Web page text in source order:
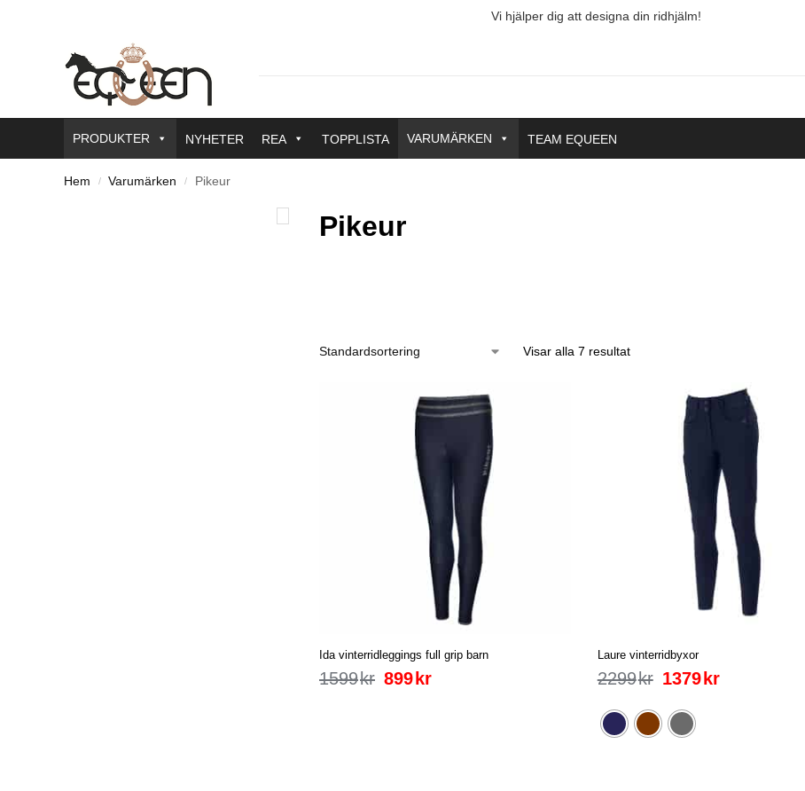
Vi hjälper dig att designa din ridhjälm!
PRODUKTER NYHETER REA TOPPLISTA VARUMÄRKEN TEAM EQUEEN
Hem / Varumärken / Pikeur
Pikeur
Visar alla 7 resultat
Ida vinterridleggings full grip barn
1599kr 899 kr
Laure vinterridbyxor
2299kr 1379 kr